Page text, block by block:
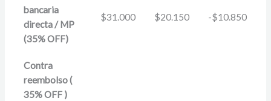
bancaria
directa / MP
(35% OFF)
$31.000 $20.150 -$10.850
Contra
reembolso (
35% OFF )